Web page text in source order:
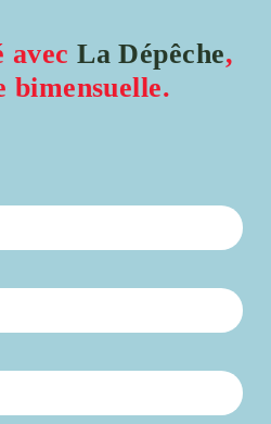
avecLa Dépêche,